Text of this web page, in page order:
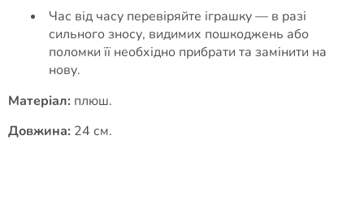
Час від часу перевіряйте іграшку — в разі
сильного зносу, видимих пошкоджень або
поломки її необхідно прибрати та замінити на
нову.
Матеріал: плюш.
Довжина: 24 см.